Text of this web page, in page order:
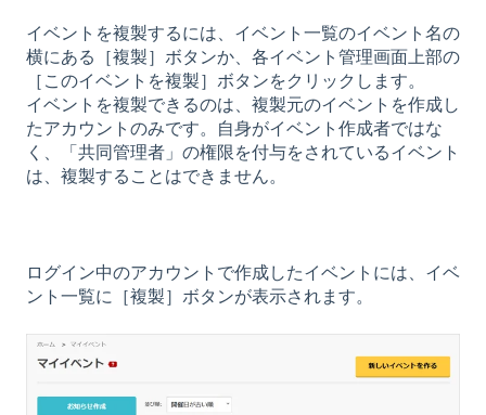
イベントを複製するには、イベント一覧のイベント名の
横にある［複製］ボタンか、各イベント管理画面上部の
［このイベントを複製］ボタンをクリックします。
イベントを複製できるのは、複製元のイベントを作成し
たアカウントのみです。自身がイベント作成者ではな
く、「共同管理者」の権限を付与をされているイベント
は、複製することはできません。
ログイン中のアカウントで作成したイベントには、イベ
ント一覧に［複製］ボタンが表示されます。